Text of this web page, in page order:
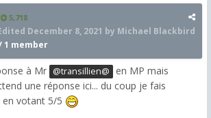
5,718
December 8, 2021 by Michael Blackbird
1 member
à Mr @transillien@
en MP mais
une réponse ici... du coup je fais
votant 5/5